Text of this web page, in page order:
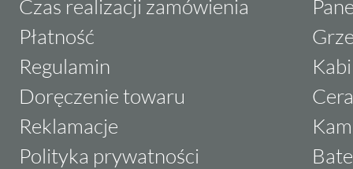
Czas realizacji zamówienia
Płatność
Regulamin
Doręczenie towaru
Reklamacje
Polityka prywatności